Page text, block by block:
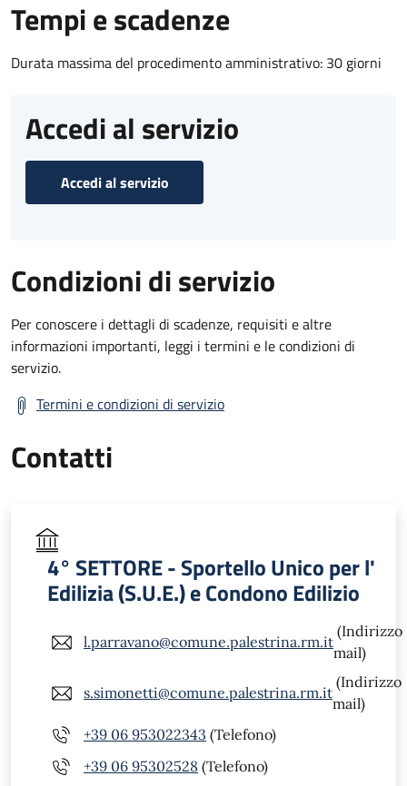
Tempi e scadenze
Durata massima del procedimento amministrativo: 30 giorni
Accedi al servizio
Accedi al servizio
Condizioni di servizio
Per conoscere i dettagli di scadenze, requisiti e altre
informazioni importanti, leggi i termini e le condizioni di
servizio.
Termini e condizioni di servizio
Contatti
4° SETTORE - Sportello Unico per l'
Edilizia (S.U.E.) e Condono Edilizio
l.parravano@comune.palestrina.rm.it
(Indirizzo
mail)
s.simonetti@comune.palestrina.rm.it
(Indirizzo
mail)
+39 06 953022343 (Telefono)
+39 06 95302528 (Telefono)